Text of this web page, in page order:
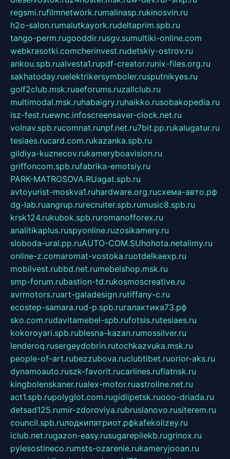
regsmi.rufilmnetwork.rumalinasp.rukinosvin.ru
h2o-salon.rumalutkayork.rudeltaprim.spb.ru
tango-perm.rugooddir.rusgv.sumultiki-online.com
webkrasotki.comcherinvest.rudetskiy-ostrov.ru
ankou.spb.rualvesta1.rupdf-creator.runix-files.org.ru
sakhatoday.ruelektrikersymboler.rusputnikyes.ru
golf2club.msk.ruaeforums.ruzallclub.ru
multimodal.msk.ruhabaigry.ruhaikko.rusobakopedia.ru
isz-fest.ruewnc.infoscreensaver-clock.net.ru
volnav.spb.rucomnat.runpf.net.ru7bit.pp.rukalugatur.ru
tesiaes.rucard.com.rukazanka.spb.ru
gildiya-kuznecov.rukameryboavision.ru
griffoncom.spb.rufabrika-emotsiy.ru
PARK-MATROSOVA.RUagat.spb.ru
avtoyurist-moskva1.ruhardware.org.ruсхема-авто.рф
dg-lab.ruangrup.rurecruiter.spb.rumusic8.spb.ru
krsk124.rukubok.spb.ruromanofforex.ru
analitikaplus.ruspyonline.ruzosikamery.ru
sloboda-ural.pp.ruAUTO-COM.SUhohota.netalimy.ru
online-z.comaromat-vostoka.ruotdelkaexp.ru
mobilvest.rubbd.net.rumebelshop.msk.ru
smp-forum.rubastion-td.rukosmoscreative.ru
avrmotors.ruart-galadesign.rutiffany-c.ru
ecostep-samara.rud-p.spb.ruгалактика73.рф
sko.com.rudavitamebel-spb.rufotsis.rutesiaes.ru
kokoroyari.spb.rublesna-kazan.rumossilver.ru
lenderoq.rusergeydobrin.rutochkazvuka.msk.ru
people-of-art.rubezzubova.ruclubtibet.ruorior-aks.ru
dynamoauto.ruszk-favorit.rucarlines.ruflatnsk.ru
kingbolenskaner.rualex-motor.ruastroline.net.ru
act1.spb.rupolyglot.com.rugidlipetsk.ruooo-driada.ru
detsad125.rumir-zdoroviya.rubruslanovo.rusiterem.ru
council.spb.ruлодкипатриот.рфkafekolizey.ru
iclub.net.rugazon-easy.rusugarepilekb.rugrinox.ru
pylesostineco.rumsts-ozarenie.rukameryjooan.ru